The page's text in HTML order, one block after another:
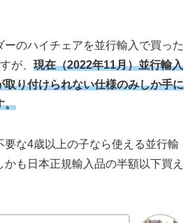
のハイチェアを並行輸入で買った
が、 現在（2022年11月）並行輸入
取り付けられない仕様のみしか手に
。
要な4歳以上の子なら使える並行輸
かも日本正規輸入品の半額以下買え